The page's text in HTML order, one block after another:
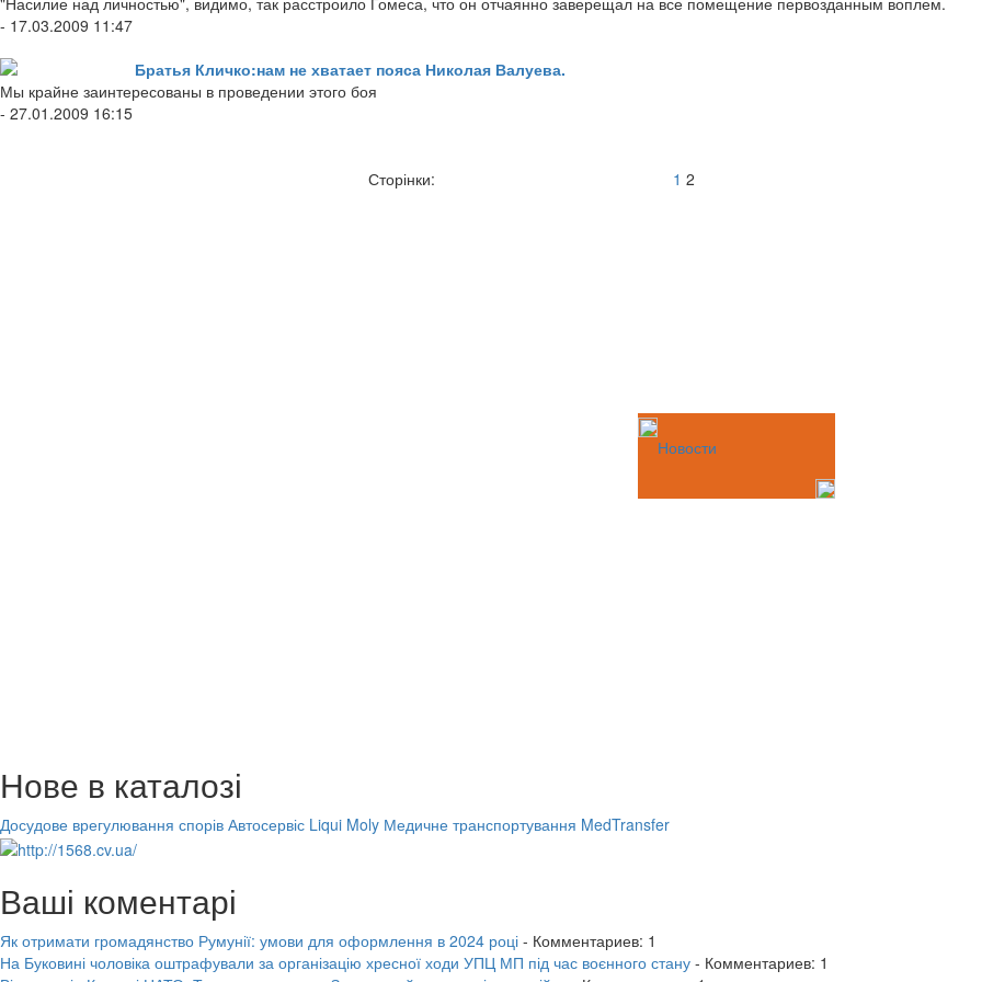
- 17.03.2009 11:47
Братья Кличко:нам не хватает пояса Николая Валуева.
Мы крайне заинтересованы в проведении этого боя
- 27.01.2009 16:15
Сторінки: 1 2
Новости
Нове в каталозі
Досудове врегулювання спорів Автосервіс Liqui Moly Медичне транспортування MedTransfer
Ваші коментарі
Як отримати громадянство Румунії: умови для оформлення в 2024 році - Комментариев: 1
На Буковині чоловіка оштрафували за організацію хресної ходи УПЦ МП під час воєнного стану - Комментариев: 1